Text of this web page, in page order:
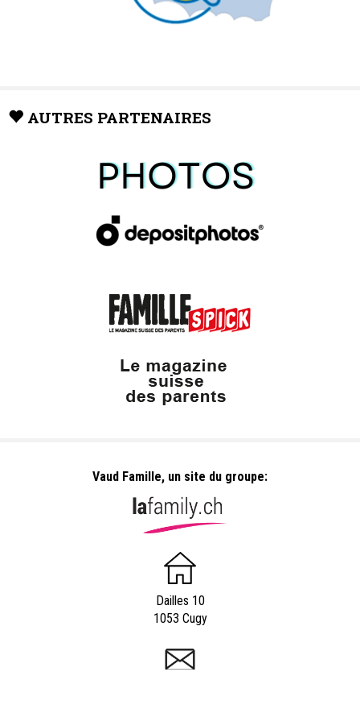
AUTRES PARTENAIRES
Vaud Famille, un site du groupe:
Dailles 10
1053 Cugy